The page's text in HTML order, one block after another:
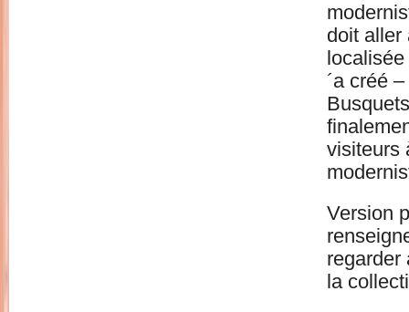
doit aller
localisée
´a créé
visiteurs
Version
regarder
la